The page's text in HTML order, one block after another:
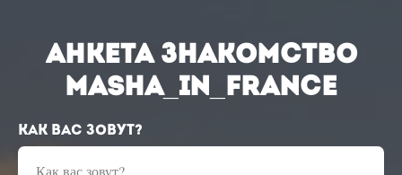
АНКЕТА ЗНАКОМСТВО
Masha_in_france
Как вас зовут?
Как вас зовут?